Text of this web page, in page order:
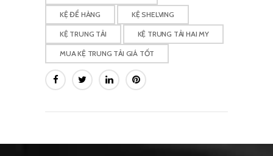
KỆ ĐỂ HÀNG KỆ SHELVING
KỆ TRUNG TẢI KỆ TRUNG TẢI HAI MY
MUA KỆ TRUNG TẢI GIÁ TỐT